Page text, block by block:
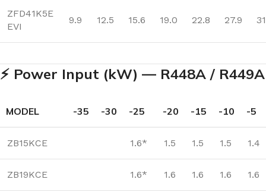
ZFD41K5E
EVI
9.9 12.5 15.6 19.0 22.8 27.9
⚡ Power Input (kW) — R448A / R449A
MODEL -35 -30 -25 -20 -15 -10 -5
ZB15KCE 1.6* 1.5 1.5 1.5 1.4
ZB19KCE 1.6* 1.6 1.6 1.6 1.6